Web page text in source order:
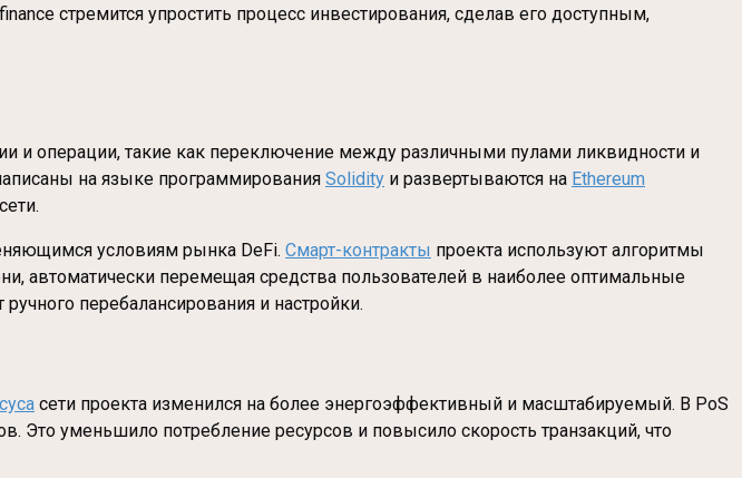
стремится упростить процесс инвестирования, сделав его доступным,
и операции, такие как переключение между различными пулами ликвидности и
на языке программирования Solidity и развертываются на Ethereum
условиям рынка DeFi. Смарт-контракты проекта используют алгоритмы
автоматически перемещая средства пользователей в наиболее оптимальные
перебалансирования и настройки.
сети проекта изменился на более энергоэффективный и масштабируемый. В PoS
Это уменьшило потребление ресурсов и повысило скорость транзакций, что